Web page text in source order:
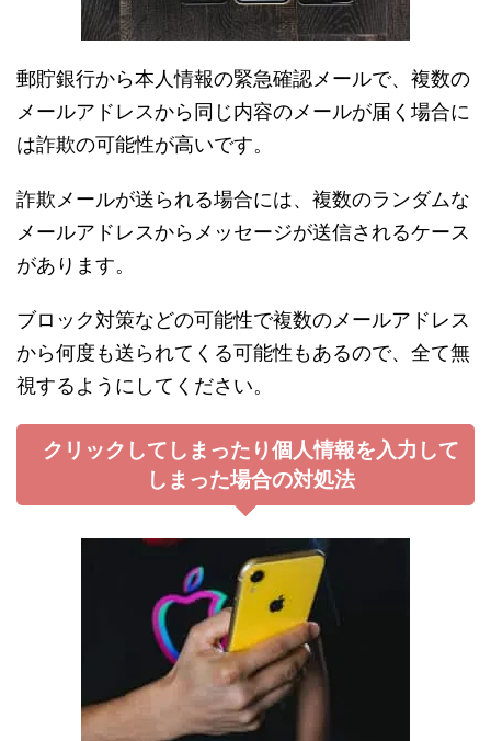
郵貯銀行から本人情報の緊急確認メールで、複数の
メールアドレスから同じ内容のメールが届く場合に
は詐欺の可能性が高いです。
詐欺メールが送られる場合には、複数のランダムな
メールアドレスからメッセージが送信されるケース
があります。
ブロック対策などの可能性で複数のメールアドレス
から何度も送られてくる可能性もあるので、全て無
視するようにしてください。
クリックしてしまったり個人情報を入力して
しまった場合の対処法